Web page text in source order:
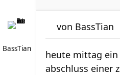
BassTian
von BassTian
heute mittag
abschluss einer